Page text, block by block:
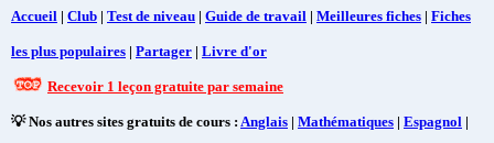
Accueil | Club | Test de niveau | Guide de travail | Meilleures fiches | Fiches
les plus populaires | Partager | Livre d'or
Recevoir 1 leçon gratuite par semaine
💡 Nos autres sites gratuits de cours : Anglais | Mathématiques | Espagnol |